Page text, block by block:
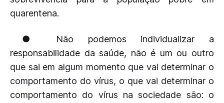
quarentena.
● Não podemos individualizar a
responsabilidade da saúde, não é um ou outro
que sai em algum momento que vai determinar o
comportamento do vírus, o que vai determinar o
comportamento do vírus na sociedade são: o